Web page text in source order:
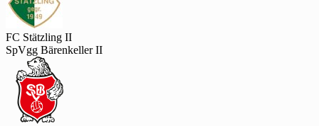
FC Stätzling II
SpVgg Bärenkeller II